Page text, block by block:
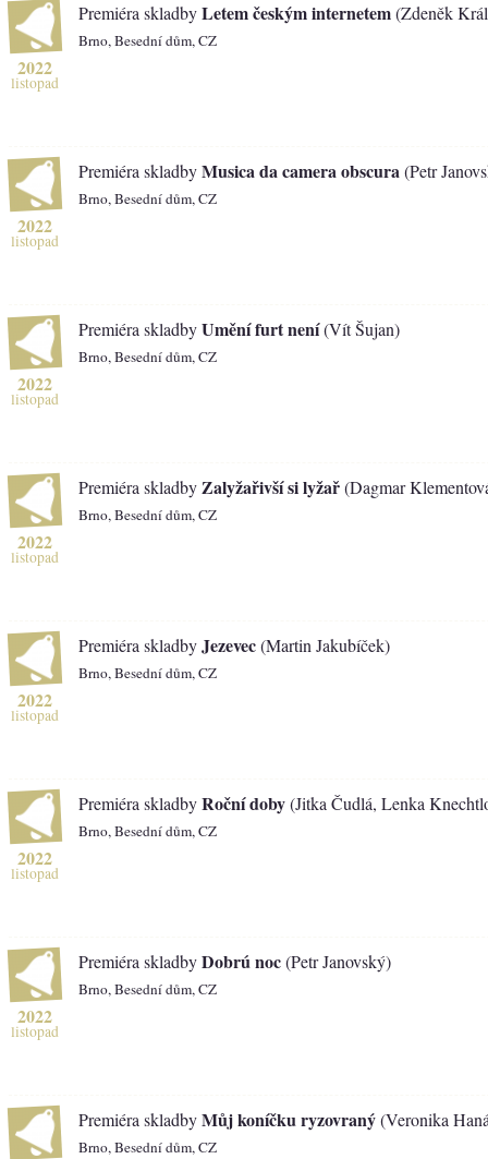
2022
listopad
Premiéra skladbyLetem českým internetem(Zdeněk
Brno, Besední dům, CZ
2022
listopad
Premiéra skladbyMusica da camera obscura (Petr
Brno, Besední dům, CZ
2022
listopad
Premiéra skladbyUmění furt není(Vít Šujan)
Brno, Besední dům, CZ
2022
listopad
Premiéra skladby Zalyžařivší si lyžař(Dagmar
Brno, Besední dům, CZ
2022
listopad
Premiéra skladbyJezevec(Martin Jakubíček)
Brno, Besední dům, CZ
2022
listopad
Premiéra skladbyRoční doby(Jitka Čudlá, Lenka
Brno, Besední dům, CZ
2022
listopad
Premiéra skladbyDobrú noc(Petr Janovský)
Brno, Besední dům, CZ
Premiéra skladbyMůj koníčku ryzovraný(Veronika
Brno, Besední dům, CZ